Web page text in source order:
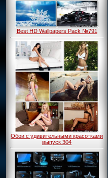
Best HD Wallpapers Pack №791
Обои с удивительными красотками
выпуск 304